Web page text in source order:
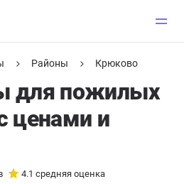
Районы Крюково
для пожилых
ценами и
4.1 средняя оценка